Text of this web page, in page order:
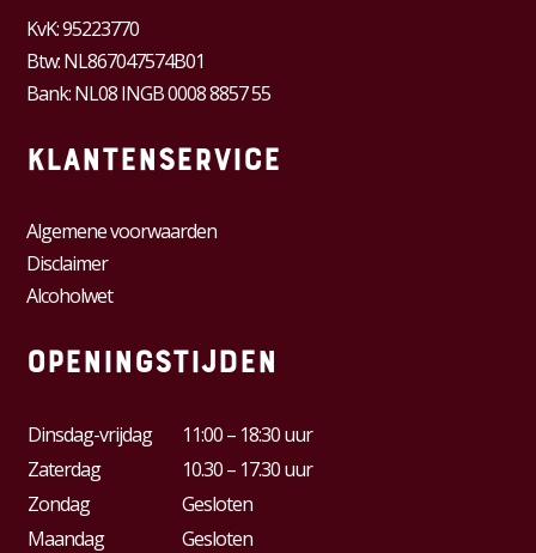
KvK:95223770
Btw:NL867047574B01
Bank: NL08 INGB 0008 8857 55
Klantenservice
Algemene voorwaarden
Disclaimer
Alcoholwet
Openingstijden
Dinsdag-vrijdag
11:00 – 18:30 uur
Zaterdag
10.30 – 17.30 uur
Zondag
Gesloten
Maandag
Gesloten